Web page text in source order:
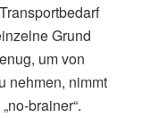
Grund
um von
nehmen, nimmt
brainer“.